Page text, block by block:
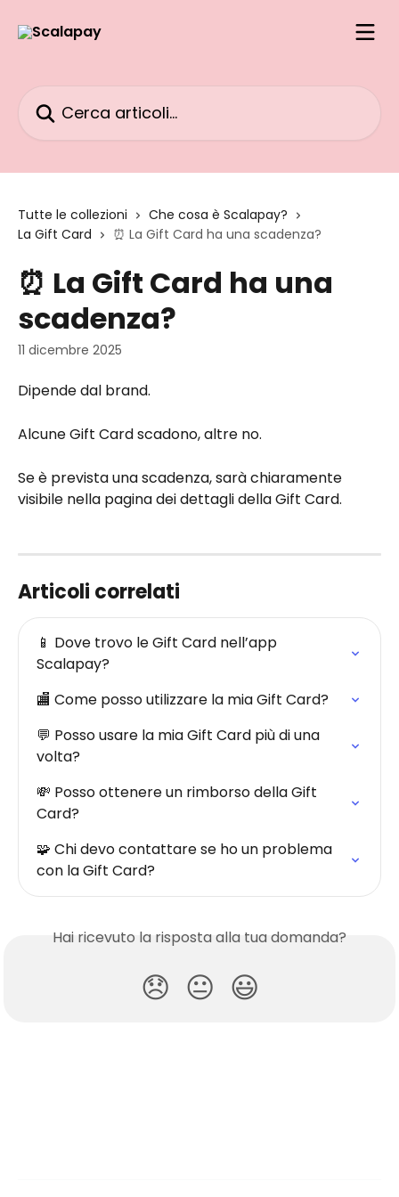
Tutte le collezioni
Che cosa è Scalapay?
La Gift Card
⏰ La Gift Card ha una scadenza?
⏰ La Gift Card ha una
scadenza?
11 dicembre 2025
Dipende dal brand.
Alcune Gift Card scadono, altre no.
Se è prevista una scadenza, sarà chiaramente
visibile nella pagina dei dettagli della Gift Card.
Articoli correlati
📱 Dove trovo le Gift Card nell’app
Scalapay?
🏬 Come posso utilizzare la mia Gift Card?
💬 Posso usare la mia Gift Card più di una
volta?
💸 Posso ottenere un rimborso della Gift
Card?
🧩 Chi devo contattare se ho un problema
con la Gift Card?
Hai ricevuto la risposta alla tua domanda?
😞 😐 😃